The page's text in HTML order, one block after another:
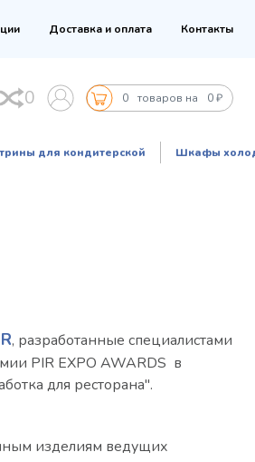
Доставка и оплата Контакты
0 0 товаров на 0 ₽
для кондитерской Шкафы
, разработанные специалистами
PIR EXPO AWARDS в
для ресторана".
изделиям ведущих